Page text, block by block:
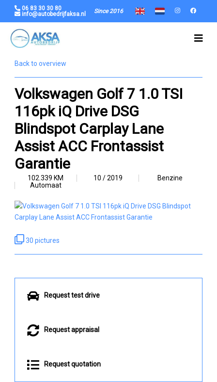
06 83 30 30 80
info@autobedrijfaksa.nl
Since 2016
Back to overview
Volkswagen Golf 7 1.0 TSI
116pk iQ Drive DSG
Blindspot Carplay Lane
Assist ACC Frontassist
Garantie
102.339 KM 10 / 2019
Benzine
Automaat
30 pictures
Request test drive
Request appraisal
Request quotation